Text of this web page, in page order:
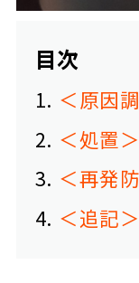
目次
1 ＜原因
2 ＜処置＞
3 ＜再発
4 ＜追記＞